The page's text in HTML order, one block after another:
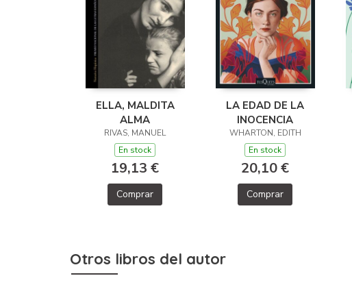
ELLA, MALDITA
ALMA
RIVAS, MANUEL
En stock
19,13 €
Comprar
LA EDAD DE LA
INOCENCIA
WHARTON, EDITH
En stock
20,10 €
Comprar
Otros libros del autor